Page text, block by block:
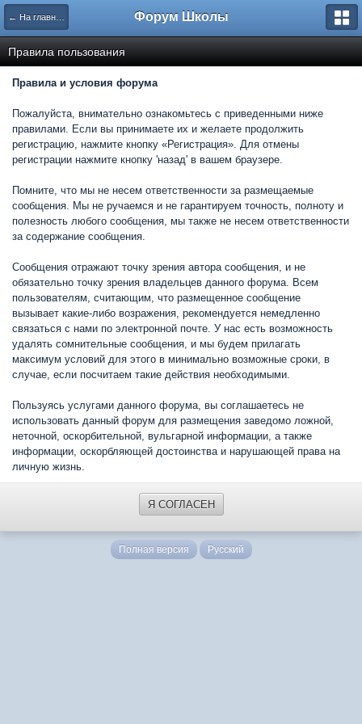
← На главную страницу Форум Школы
Правила пользования
Правила и условия форума
Пожалуйста, внимательно ознакомьтесь с приведенными ниже
правилами. Если вы принимаете их и желаете продолжить
регистрацию, нажмите кнопку «Регистрация». Для отмены
регистрации нажмите кнопку 'назад' в вашем браузере.
Помните, что мы не несем ответственности за размещаемые
сообщения. Мы не ручаемся и не гарантируем точность, полноту и
полезность любого сообщения, мы также не несем ответственности
за содержание сообщения.
Сообщения отражают точку зрения автора сообщения, и не
обязательно точку зрения владельцев данного форума. Всем
пользователям, считающим, что размещенное сообщение
вызывает какие-либо возражения, рекомендуется немедленно
связаться с нами по электронной почте. У нас есть возможность
удалять сомнительные сообщения, и мы будем прилагать
максимум условий для этого в минимально возможные сроки, в
случае, если посчитаем такие действия необходимыми.
Пользуясь услугами данного форума, вы соглашаетесь не
использовать данный форум для размещения заведомо ложной,
неточной, оскорбительной, вульгарной информации, а также
информации, оскорбляющей достоинства и нарушающей права на
личную жизнь.
Я СОГЛАСЕН
Полная версия Русский